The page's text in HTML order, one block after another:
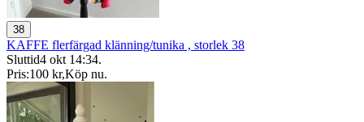
38
KAFFE flerfärgad klänning/tunika , storlek 38
Sluttid4 okt 14:34.
Pris:100 kr,Köp nu.